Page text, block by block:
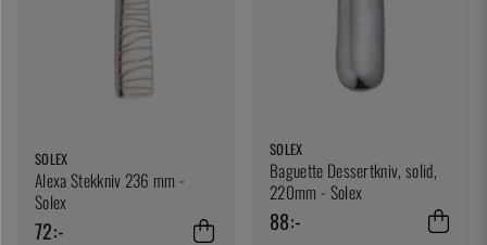
SOLEX
Alexa Stekkniv 236 mm -
Solex
72:-
SOLEX
Baguette Dessertkniv, solid,
220mm - Solex
88:-